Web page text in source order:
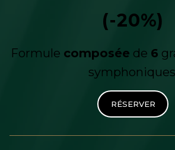
(-20%)
Formule composée de 6
RÉSERVER